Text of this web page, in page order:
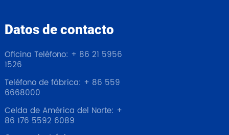
Datos de contacto
Oficina Teléfono: + 86 21 5956
1526
Teléfono de fábrica: + 86 559
6668000
Celda de América del Norte: +
86 176 5592 6089